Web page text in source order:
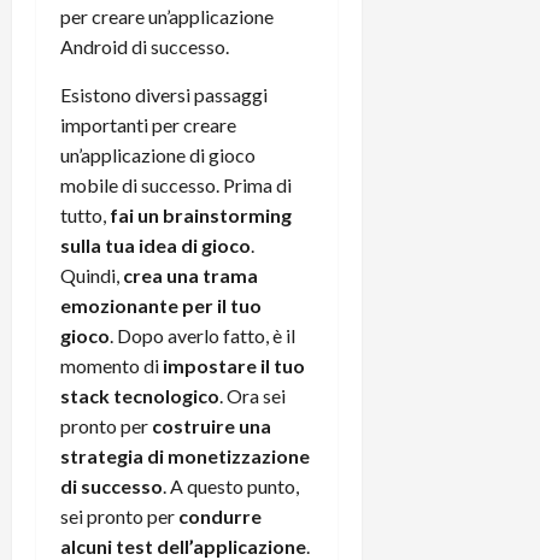
per creare un’applicazione
Android di successo.
Esistono diversi passaggi
importanti per creare
un’applicazione di gioco
mobile di successo. Prima di
tutto, fai un brainstorming
sulla tua idea di gioco.
Quindi, crea una trama
emozionante per il tuo
gioco. Dopo averlo fatto, è il
momento di impostare il tuo
stack tecnologico. Ora sei
pronto per costruire una
strategia di monetizzazione
di successo. A questo punto,
sei pronto per condurre
alcuni test dell’applicazione.